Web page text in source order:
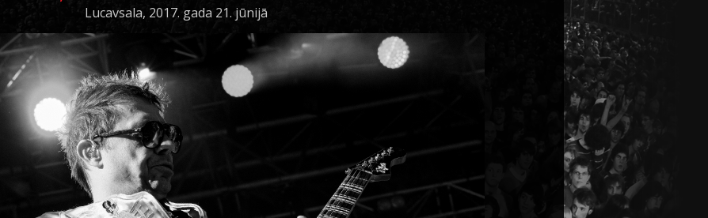
Lucavsala, 2017. gada 21. jūnijā